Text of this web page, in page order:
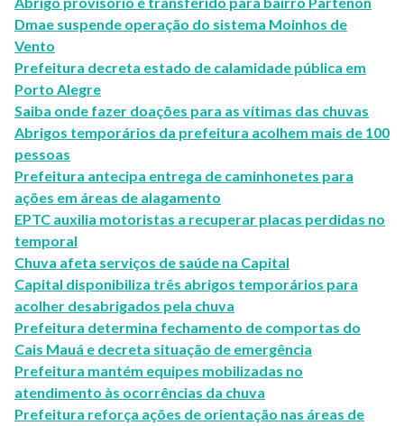
Dmae suspende operação do sistema Moinhos de
Vento
Prefeitura decreta estado de calamidade pública em
Porto Alegre
Saiba onde fazer doações para as vítimas das chuvas
Abrigos temporários da prefeitura acolhem mais de 100
pessoas
Prefeitura antecipa entrega de caminhonetes para
ações em áreas de alagamento
EPTC auxilia motoristas a recuperar placas perdidas no
temporal
Chuva afeta serviços de saúde na Capital
Capital disponibiliza três abrigos temporários para
acolher desabrigados pela chuva
Prefeitura determina fechamento de comportas do
Cais Mauá e decreta situação de emergência
Prefeitura mantém equipes mobilizadas no
atendimento às ocorrências da chuva
Prefeitura reforça ações de orientação nas áreas de